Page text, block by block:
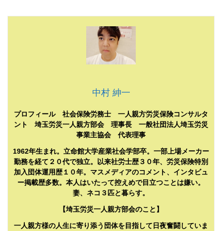
中村 紳一
プロフィール 社会保険労務士 一人親方労災保険コンサルタ
ント 埼玉労災一人親方部会 理事長 一般社団法人埼玉労災
事業主協会 代表理事
1962年生まれ。立命館大学産業社会学部卒。一部上場メーカー
勤務を経て２０代で独立。以来社労士歴３０年、労災保険特別
加入団体運用歴１０年。マスメディアのコメント、インタビュ
ー掲載歴多数。本人はいたって控えめで目立つことは嫌い。
妻、ネコ３匹と暮らす。
【埼玉労災一人親方部会のこと】
一人親方様の人生に寄り添う団体を目指して日夜奮闘していま